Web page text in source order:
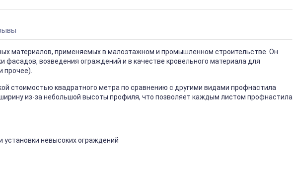
материалов, применяемых в малоэтажном и промышленном строительстве. Он
фасадов, возведения ограждений и в качестве кровельного материала для
прочее).
стоимостью квадратного метра по сравнению с другими видами профнастила
из-за небольшой высоты профиля, что позволяет каждым листом профнастила
невысоких ограждений